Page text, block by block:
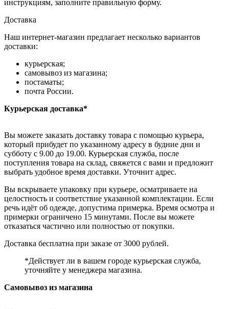
инструкциям, заполните правильную форму.
Доставка
Наш интернет-магазин предлагает несколько вариантов
доставки:
курьерская;
самовывоз из магазина;
постаматы;
почта России.
Курьерская доставка*
Вы можете заказать доставку товара с помощью курьера,
который прибудет по указанному адресу в будние дни и
субботу с 9.00 до 19.00. Курьерская служба, после
поступления товара на склад, свяжется с вами и предложит
выбрать удобное время доставки. Уточнит адрес.
Вы вскрываете упаковку при курьере, осматриваете на
целостность и соответствие указанной комплектации. Если
речь идёт об одежде, допустима примерка. Время осмотра и
примерки ограничено 15 минутами. После вы можете
отказаться частично или полностью от покупки.
Доставка бесплатна при заказе от 3000 рублей.
*Действует ли в вашем городе курьерская служба,
уточняйте у менеджера магазина.
Самовывоз из магазина